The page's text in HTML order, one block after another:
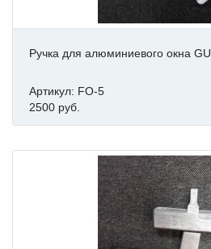
Ручка для алюминиевого окна GU
Артикул: FO-5
2500 руб.